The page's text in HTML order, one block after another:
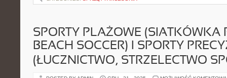
SPORTY PLAŻOWE (SIATKÓWKA
BEACH SOCCER) I SPORTY
(ŁUCZNICTWO, STRZELECTWO